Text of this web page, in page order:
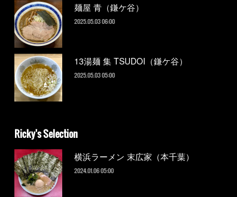
麺屋 青（鎌ケ谷）
2025.05.03 06:00
13湯麺 集 TSUDOI（鎌ケ谷）
2025.05.03 05:00
Ricky's Selection
横浜ラーメン 末広家（本千葉）
2024.01.06 05:00